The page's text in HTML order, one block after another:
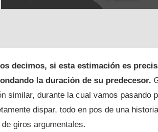
decimos, si esta estimación es
la duración de su predecesor.
similar, durante la cual vamos pasando
dispar, todo en pos de una
de giros argumentales.